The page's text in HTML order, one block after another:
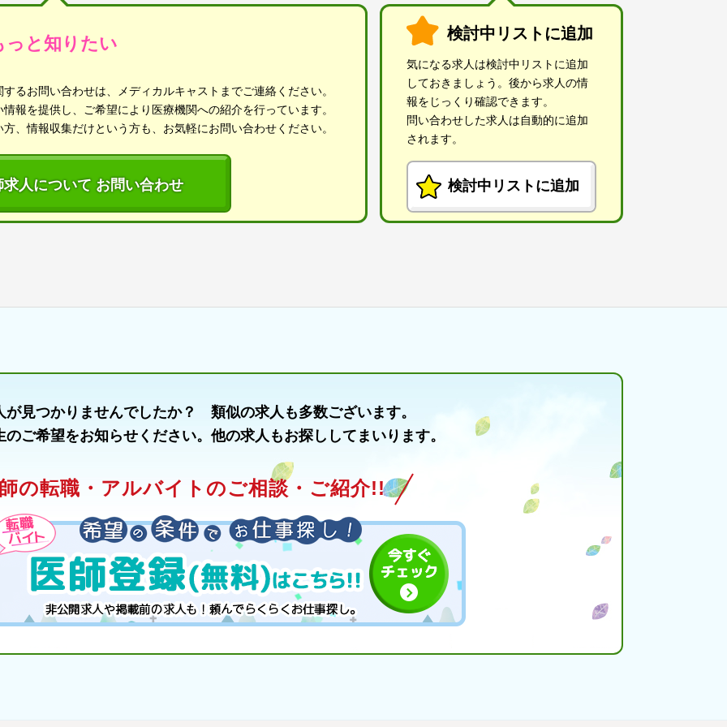
っと知りたい
るお問い合わせは、メディカルキャストまでご連絡ください。
報を提供し、ご希望により医療機関への紹介を行っています。
、情報収集だけという方も、お気軽にお問い合わせください。
求人について お問い合わせ
検討中リストに追加
気になる求人は検討中リストに追加
しておきましょう。後から求人の情
報をじっくり確認できます。
問い合わせした求人は自動的に追加
されます。
検討中リストに追加
が見つかりませんでしたか？ 類似の求人も多数ございます。
のご希望をお知らせください。他の求人もお探ししてまいります。
の転職・アルバイトのご相談・ご紹介!!